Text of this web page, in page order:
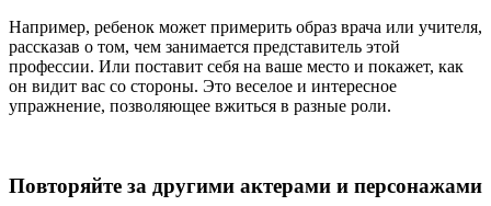
Например, ребенок может примерить образ врача или учителя,
рассказав о том, чем занимается представитель этой
профессии. Или поставит себя на ваше место и покажет, как
он видит вас со стороны. Это веселое и интересное
упражнение, позволяющее вжиться в разные роли.
Повторяйте за другими актерами и персонажами